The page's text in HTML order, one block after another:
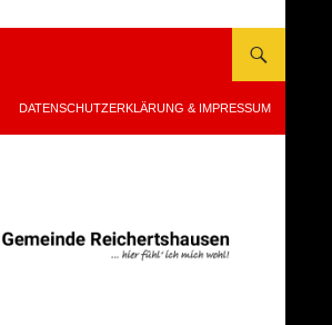
DATENSCHUTZERKLÄRUNG & IMPRESSUM